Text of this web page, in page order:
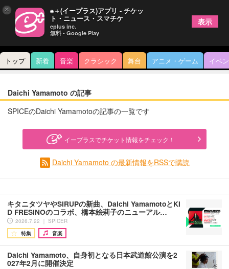
トップ 新着 音楽 クラシック 舞台 アニメ・ゲーム イベ
Daichi Yamamoto の記事
SPICEのDaichi Yamamotoの記事の一覧です
イープラスでチケット情報をチェック！
Daichi Yamamoto の最新情報をRSSで購読
キタニタツヤやSIRUPの新曲、Daichi YamamotoとKI
D FRESINOのコラボ、橋本絵莉子のニューアル…
2026.7.22 ｜ SPICER
特集
音楽
Daichi Yamamoto、自身初となる日本武道館公演を2
027年2月に開催決定
× e＋(イープラス)アプリ - チケッ
ト・ニュース・スマチケ
eplus inc.
無料 - Google Play
表示